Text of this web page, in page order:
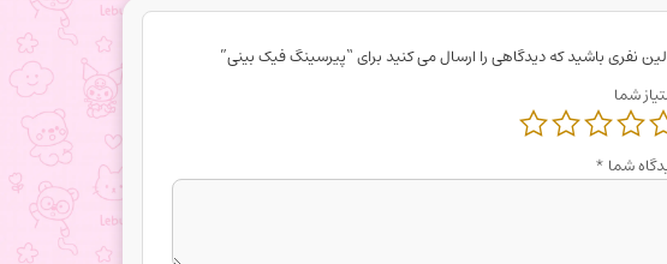
نفری باشید که دیدگاهی را ارسال می کنید برای “پیرسینگ فیک بینی”
شما
شما *